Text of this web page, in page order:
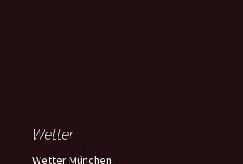
Wetter
Wetter München